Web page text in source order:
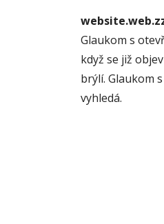
Glaukom s
když se již
brýlí. Glaukom
vyhledá.